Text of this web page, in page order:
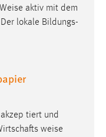
Weise aktiv mit dem
lokale Bildungs-
tiert und
weise